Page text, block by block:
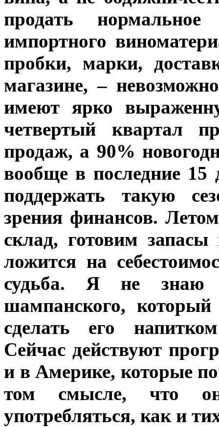
продать
импортного
пробки, марки,
магазине, –
имеют ярко
четвертый квартал
продаж, а 90%
вообще в последние 15
поддержать такую
зрения финансов.
склад, готовим
ложится на
судьба. Я не знаю
шампанского,
сделать его
Сейчас действуют
и в Америке, которые
том смысле, что
употребляться, как и